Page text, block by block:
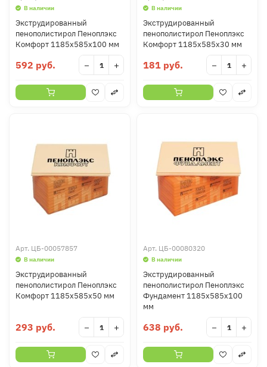
В наличии
Экструдированный
пенополистирол Пеноплэкс
Комфорт 1185х585х100 мм
592 руб. − +
В наличии
Экструдированный
пенополистирол Пеноплэкс
Комфорт 1185х585х30 мм
181 руб. − +
Арт. ЦБ-00057857
В наличии
Экструдированный
пенополистирол Пеноплэкс
Комфорт 1185х585х50 мм
293 руб. − +
Арт. ЦБ-00080320
В наличии
Экструдированный
пенополистирол Пеноплэкс
Фундамент 1185х585х100
мм
638 руб. − +